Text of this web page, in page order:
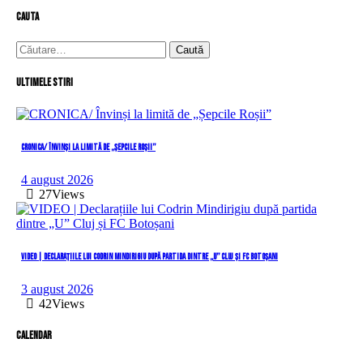
cauta
Caută
după:
Ultimele stiri
CRONICA/ Învinși la limită de „Șepcile Roșii”
4 august 2026
27Views
VIDEO | Declarațiile lui Codrin Mindirigiu după partida dintre „U” Cluj și FC Botoșani
3 august 2026
42Views
Calendar